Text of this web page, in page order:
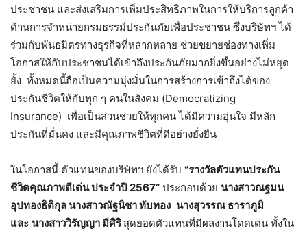
ประชาชน และส่งเสริมการเพิ่มประสิทธิภาพในการให้บริการลูกค้า
ด้านการจำหน่ายกรมธรรม์ประกันภัยเพื่อประชาชน ซึ่งบริษัทฯ ได้
ร่วมกับพันธมิตรทางธุรกิจที่หลากหลาย ช่วยขยายช่องทางเพิ่ม
โอกาสให้กับประชาชนได้เข้าถึงประกันภัยมากยิ่งขึ้นอย่างไม่หยุด
ยั้ง ทั้งหมดนี้ถือเป็นความมุ่งมั่นในการสร้างการเข้าถึงได้ของ
ประกันชีวิตให้กับทุก ๆ คนในสังคม (Democratizing
Insurance) เพื่อเป็นส่วนช่วยให้ทุกคน ได้มีความอุ่นใจ มีหลัก
ประกันที่มั่นคง และมีคุณภาพชีวิตที่ดีอย่างยั่งยืน
ในโอกาสนี้ ตัวแทนของบริษัทฯ ยังได้รับ “รางวัลตัวแทนประกัน
ชีวิตคุณภาพดีเด่น ประจำปี 2567” ประกอบด้วย นางสาวณฐมน
อุปทองธิติกุล นางสาวณัฐนิชา ทับทอง นางสุวรรณ ธาราภูมิ
และ นางสาววิรัญญา มีศิริสุดยอดตัวแทนที่มีผลงานโดดเด่น ทั้งใน